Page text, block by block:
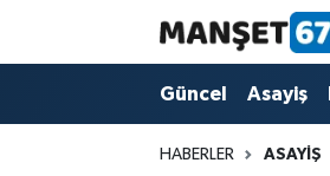
Güncel Asayiş
HABERLER ASAYIŞ